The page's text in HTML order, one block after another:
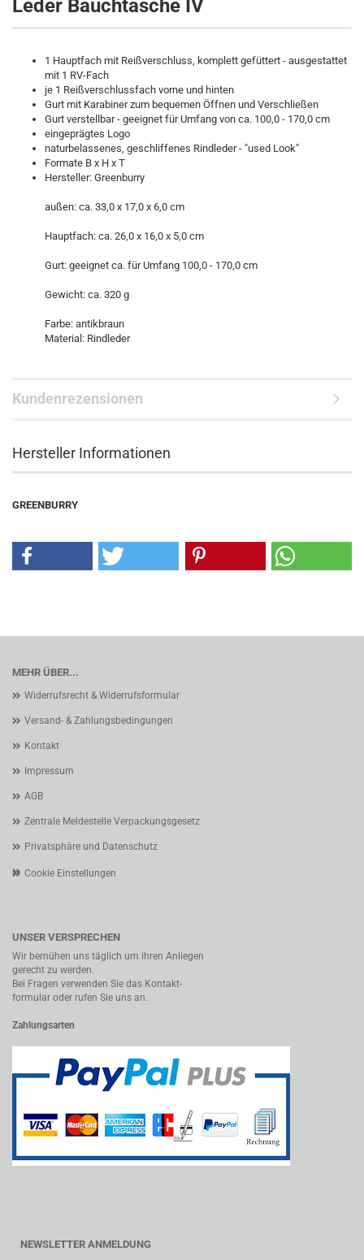
Leder Bauchtasche IV
1 Hauptfach mit Reißverschluss, komplett gefüttert - ausgestattet
mit 1 RV-Fach
je 1 Reißverschlussfach vorne und hinten
Gurt mit Karabiner zum bequemen Öffnen und Verschließen
Gurt verstellbar - geeignet für Umfang von ca. 100,0 - 170,0 cm
eingeprägtes Logo
naturbelassenes, geschliffenes Rindleder - "used Look"
Formate B x H x T
Hersteller: Greenburry
außen: ca. 33,0 x 17,0 x 6,0 cm
Hauptfach: ca. 26,0 x 16,0 x 5,0 cm
Gurt: geeignet ca. für Umfang 100,0 - 170,0 cm
Gewicht: ca. 320 g
Farbe: antikbraun
Material: Rindleder
Kundenrezensionen
Hersteller Informationen
GREENBURRY
MEHR ÜBER...
Widerrufsrecht & Widerrufsformular
Versand- & Zahlungsbedingungen
Kontakt
Impressum
AGB
Zentrale Meldestelle Verpackungsgesetz
Privatsphäre und Datenschutz
Cookie Einstellungen
UNSER VERSPRECHEN
Wir bemühen uns täglich um ihren Anliegen
gerecht zu werden.
Bei Fragen verwenden Sie das Kontakt-
formular oder rufen Sie uns an.
Zahlungsarten
NEWSLETTER ANMELDUNG